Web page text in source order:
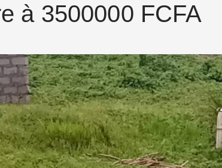
à 3500000 FCFA